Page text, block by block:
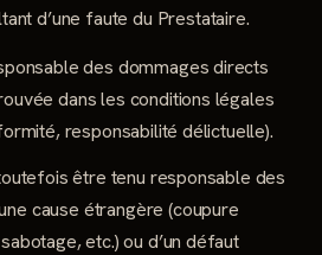
d’une faute du Prestataire.
des dommages directs
dans les conditions légales
responsabilité délictuelle).
être tenu responsable des
cause étrangère (coupure
etc.) ou d’un défaut